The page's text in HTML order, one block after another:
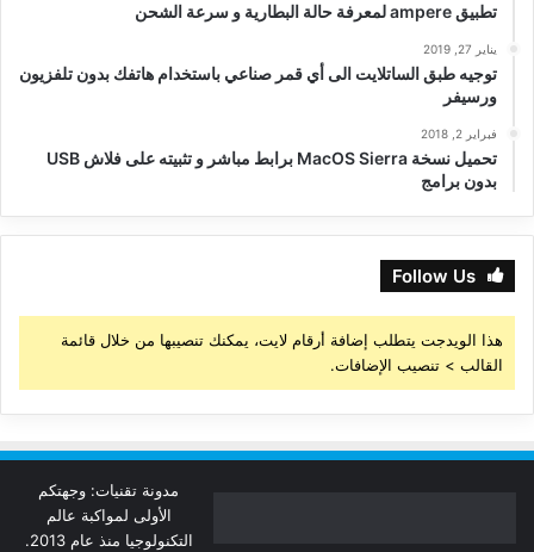
تطبيق ampere لمعرفة حالة البطارية و سرعة الشحن
يناير 27, 2019
توجيه طبق الساتلايت الى أي قمر صناعي باستخدام هاتفك بدون تلفزيون
ورسيفر
فبراير 2, 2018
تحميل نسخة MacOS Sierra برابط مباشر و تثبيته على فلاش USB
بدون برامج
Follow Us
هذا الويدجت يتطلب إضافة أرقام لايت، يمكنك تنصيبها من خلال قائمة
القالب > تنصيب الإضافات.
مدونة تقنيات: وجهتكم
الأولى لمواكبة عالم
التكنولوجيا منذ عام 2013.